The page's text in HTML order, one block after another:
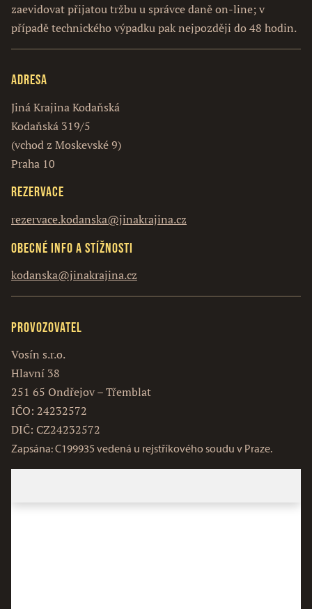
zaevidovat přijatou tržbu u správce daně on-line; v
případě technického výpadku pak nejpozději do 48 hodin.
Adresa
Jiná Krajina Kodaňská
Kodaňská 319/5
(vchod z Moskevské 9)
Praha 10
Rezervace
rezervace.kodanska@jinakrajina.cz
Obecné info a stížnosti
kodanska@jinakrajina.cz
Provozovatel
Vosín s.r.o.
Hlavní 38
251 65 Ondřejov – Třemblat
IČO: 24232572
DIČ: CZ24232572
Zapsána: C199935 vedená u rejstříkového soudu v Praze.